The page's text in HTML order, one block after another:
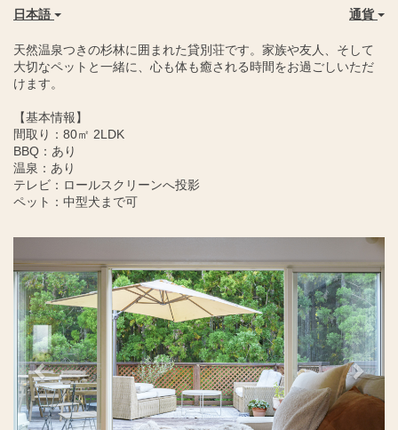
日本語 通貨
天然温泉つきの杉林に囲まれた貸別荘です。家族や友人、そして
大切なペットと一緒に、心も体も癒される時間をお過ごしいただ
けます。
【基本情報】
間取り：80㎡ 2LDK
BBQ：あり
温泉：あり
テレビ：ロールスクリーンへ投影
ペット：中型犬まで可
Next